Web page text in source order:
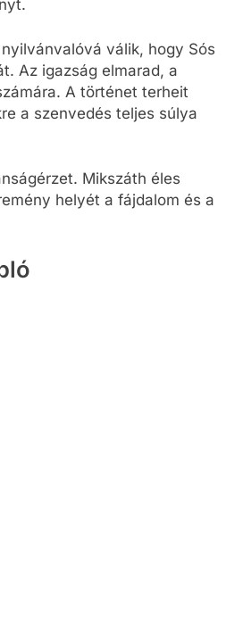
válik, hogy Sós
Az igazság elmarad, a
A történet terheit
a szenvedés teljes súlya
Mikszáth éles
helyét a fájdalom és a